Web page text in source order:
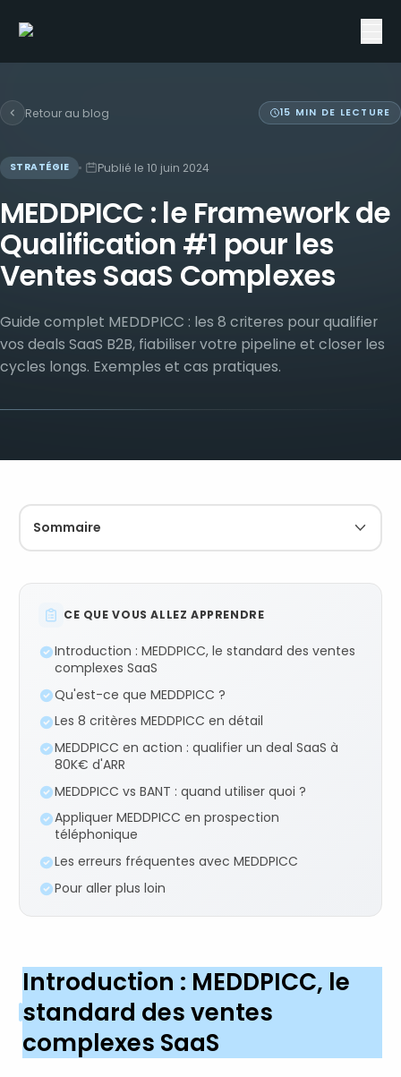
Retour au blog 15 MIN DE LECTURE
STRATÉGIE Publié le 10 juin 2024
MEDDPICC : le Framework de
Qualification #1 pour les
Ventes SaaS Complexes
Guide complet MEDDPICC : les 8 criteres pour qualifier
vos deals SaaS B2B, fiabiliser votre pipeline et closer les
cycles longs. Exemples et cas pratiques.
Sommaire
CE QUE VOUS ALLEZ APPRENDRE
Introduction : MEDDPICC, le standard des ventes
complexes SaaS
Qu'est-ce que MEDDPICC ?
Les 8 critères MEDDPICC en détail
MEDDPICC en action : qualifier un deal SaaS à
80K€ d'ARR
MEDDPICC vs BANT : quand utiliser quoi ?
Appliquer MEDDPICC en prospection
téléphonique
Les erreurs fréquentes avec MEDDPICC
Pour aller plus loin
Introduction : MEDDPICC, le
standard des ventes
complexes SaaS